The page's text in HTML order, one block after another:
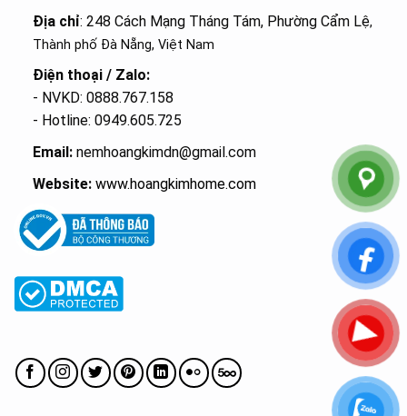
Địa chỉ: 248 Cách Mạng Tháng Tám, Phường Cẩm Lệ,
Thành phố Đà Nẵng, Việt Nam
Điện thoại / Zalo:
- NVKD: 0888.767.158
- Hotline: 0949.605.725
Email:nemhoangkimdn@gmail.com
Website: www.hoangkimhome.com